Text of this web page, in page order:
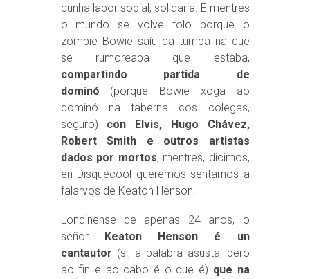
cunha labor social, solidaria. E mentres
o mundo se volve tolo porque o
zombie Bowie saíu da tumba na que
se rumoreaba que estaba,
compartindo partida de
dominó (porque Bowie xoga ao
dominó na taberna cos colegas,
seguro) con Elvis, Hugo Chávez,
Robert Smith e outros artistas
dados por mortos; mentres, dicimos,
en Disquecool queremos sentarnos a
falarvos de Keaton Henson.
Londinense de apenas 24 anos, o
señor Keaton Henson é un
cantautor (si, a palabra asusta, pero
ao fin e ao cabo é o que é) que na